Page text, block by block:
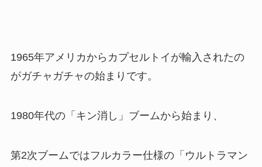
1965年アメリカからカプセルトイが輸入されたの
がガチャガチャの始まりです。
1980年代の「キン消し」ブームから始まり、
第2次ブームではフルカラー仕様の「ウルトラマン